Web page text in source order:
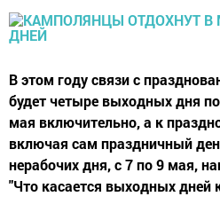
В этом году связи с
будет четыре выходных дня
мая включительно, а к
включая сам праздничный
нерабочих дня, с 7 по 9 мая,
"Что касается выходных дней